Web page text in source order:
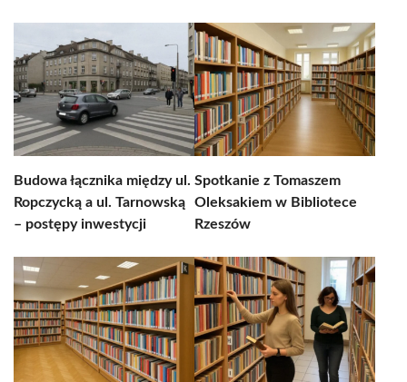
Budowa łącznika między ul.
Ropczycką a ul. Tarnowską
– postępy inwestycji
Spotkanie z Tomaszem
Oleksakiem w Bibliotece
Rzeszów